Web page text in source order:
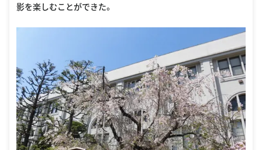
影を楽しむことができた。